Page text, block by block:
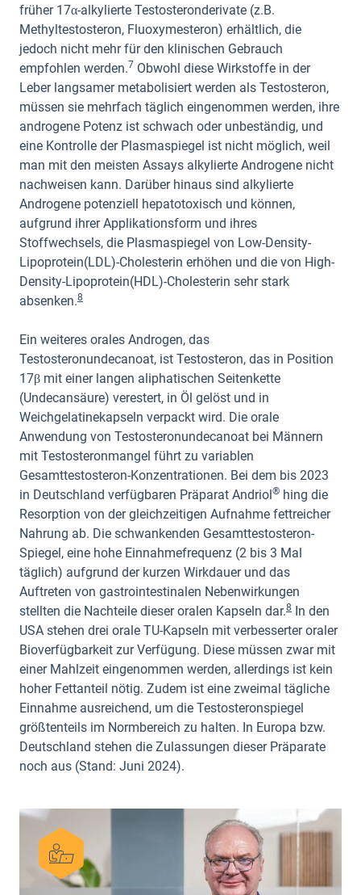
früher 17α-alkylierte Testosteronderivate (z.B.
Methyltestosteron, Fluoxymesteron) erhältlich, die
jedoch nicht mehr für den klinischen Gebrauch
empfohlen werden.7 Obwohl diese Wirkstoffe in der
Leber langsamer metabolisiert werden als Testosteron,
müssen sie mehrfach täglich eingenommen werden, ihre
androgene Potenz ist schwach oder unbeständig, und
eine Kontrolle der Plasmaspiegel ist nicht möglich, weil
man mit den meisten Assays alkylierte Androgene nicht
nachweisen kann. Darüber hinaus sind alkylierte
Androgene potenziell hepatotoxisch und können,
aufgrund ihrer Applikationsform und ihres
Stoffwechsels, die Plasmaspiegel von Low-Density-
Lipoprotein(LDL)-Cholesterin erhöhen und die von High-
Density-Lipoprotein(HDL)-Cholesterin sehr stark
absenken.8
Ein weiteres orales Androgen, das
Testosteronundecanoat, ist Testosteron, das in Position
17β mit einer langen aliphatischen Seitenkette
(Undecansäure) verestert, in Öl gelöst und in
Weichgelatinekapseln verpackt wird. Die orale
Anwendung von Testosteronundecanoat bei Männern
mit Testosteronmangel führt zu variablen
Gesamttestosteron-Konzentrationen. Bei dem bis 2023
in Deutschland verfügbaren Präparat Andriol ® hing die
Resorption von der gleichzeitigen Aufnahme fettreicher
Nahrung ab. Die schwankenden Gesamttestosteron-
Spiegel, eine hohe Einnahmefrequenz (2 bis 3 Mal
täglich) aufgrund der kurzen Wirkdauer und das
Auftreten von gastrointestinalen Nebenwirkungen
stellten die Nachteile dieser oralen Kapseln dar.8
In den
USA stehen drei orale TU-Kapseln mit verbesserter oraler
Bioverfügbarkeit zur Verfügung. Diese müssen zwar mit
einer Mahlzeit eingenommen werden, allerdings ist kein
hoher Fettanteil nötig. Zudem ist eine zweimal tägliche
Einnahme ausreichend, um die Testosteronspiegel
größtenteils im Normbereich zu halten. In Europa bzw.
Deutschland stehen die Zulassungen dieser Präparate
noch aus (Stand: Juni 2024).